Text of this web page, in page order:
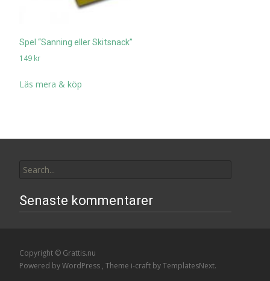
Spel “Sanning eller Skitsnack”
149 kr
Läs mera & köp
for:
Senaste kommentarer
Copyright © Grattis.nu
Powered by WordPress , Theme i-craft by TemplatesNext.